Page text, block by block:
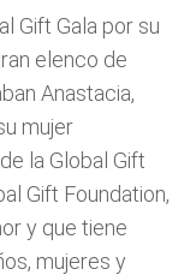
Gift Gala por su
elenco de
Anastacia,
mujer
la Global Gift
Gift Foundation,
y que tiene
mujeres y